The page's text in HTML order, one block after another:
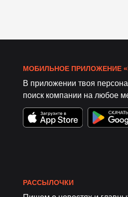
МОБИЛЬНОЕ ПРИЛОЖЕНИЕ
В приложении твоя
поиск компании на любое
РАССЫЛОЧКИ